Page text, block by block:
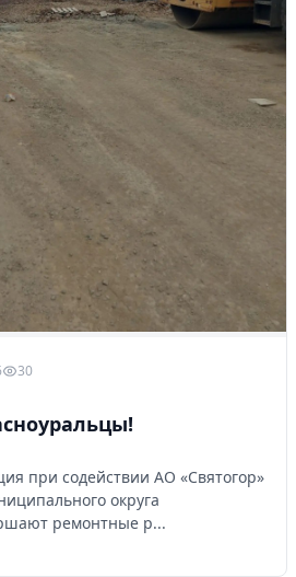
30
при содействии АО «Святогор»
округа
ремонтные р...